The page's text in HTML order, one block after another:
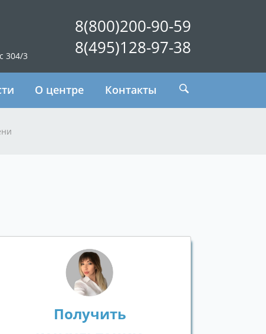
304/3
8(800)200-90-59
8(495)128-97-38
О центре Контакты
Получить